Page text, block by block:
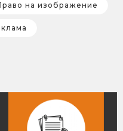
на изображение